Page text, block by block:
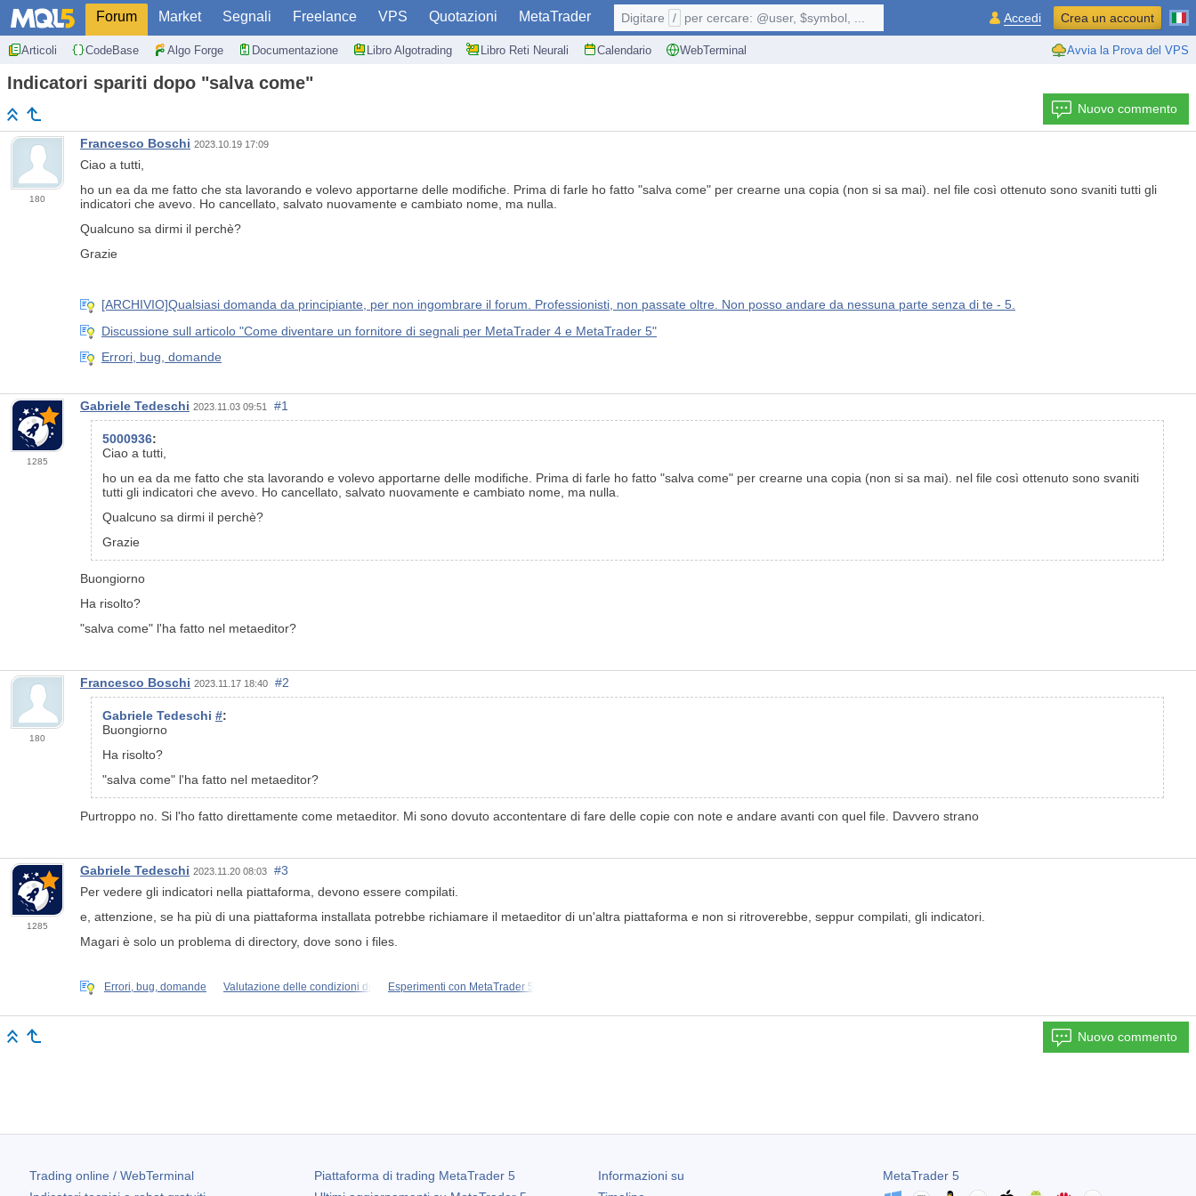
Forum Market Segnali Freelance VPS Quotazioni MetaTrader
Articoli CodeBase Algo Forge Documentazione Libro Algotrading Libro Reti Neurali Calendario WebTerminal Avvia la Prova del VPS
Digitare / per cercare: @user, $symbol, ... Accedi Crea un account
Indicatori spariti dopo "salva come"
Nuovo commento
180
Francesco Boschi 2023.10.19 17:09
Ciao a tutti,
ho un ea da me fatto che sta lavorando e volevo apportarne delle modifiche. Prima di farle ho fatto "salva come" per crearne una copia (non si sa mai). nel file così ottenuto sono svaniti tutti gli
indicatori che avevo. Ho cancellato, salvato nuovamente e cambiato nome, ma nulla.
Qualcuno sa dirmi il perchè?
Grazie
[ARCHIVIO]Qualsiasi domanda da principiante, per non ingombrare il forum. Professionisti, non passate oltre. Non posso andare da nessuna parte senza di te - 5.
Discussione sull articolo "Come diventare un fornitore di segnali per MetaTrader 4 e MetaTrader 5"
Errori, bug, domande
1285
Gabriele Tedeschi 2023.11.03 09:51 #1
5000936:
Ciao a tutti,
ho un ea da me fatto che sta lavorando e volevo apportarne delle modifiche. Prima di farle ho fatto "salva come" per crearne una copia (non si sa mai). nel file così ottenuto sono svaniti
tutti gli indicatori che avevo. Ho cancellato, salvato nuovamente e cambiato nome, ma nulla.
Qualcuno sa dirmi il perchè?
Grazie
Buongiorno
Ha risolto?
"salva come" l'ha fatto nel metaeditor?
180
Francesco Boschi 2023.11.17 18:40 #2
Gabriele Tedeschi #:
Buongiorno
Ha risolto?
"salva come" l'ha fatto nel metaeditor?
Purtroppo no. Si l'ho fatto direttamente come metaeditor. Mi sono dovuto accontentare di fare delle copie con note e andare avanti con quel file. Davvero strano
1285
Gabriele Tedeschi 2023.11.20 08:03
#3
Per vedere gli indicatori nella piattaforma, devono essere compilati.
e, attenzione, se ha più di una piattaforma installata potrebbe richiamare il metaeditor di un'altra piattaforma e non si ritroverebbe, seppur compilati, gli indicatori.
Magari è solo un problema di directory, dove sono i files.
Errori, bug, domande Valutazione delle condizioni di Esperimenti con MetaTrader 5
Nuovo commento
Trading online / WebTerminal
Piattaforma di trading MetaTrader 5
Informazioni su
MetaTrader 5